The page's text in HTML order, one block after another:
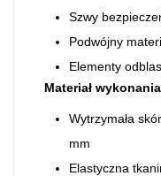
Szwy
Podwójny
Elementy
Materiał wykonania
Wytrzymała
mm
Elastyczna